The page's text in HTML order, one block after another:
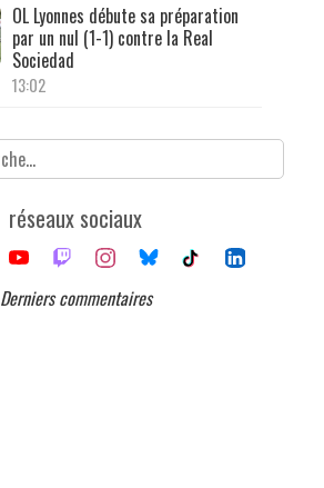
OL Lyonnes débute sa préparation
par un nul (1-1) contre la Real
Sociedad
13:02
réseaux sociaux
Derniers commentaires